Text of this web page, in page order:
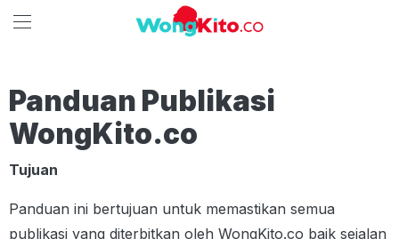
Panduan Publikasi
WongKito.co
Tujuan
Panduan ini bertujuan untuk memastikan semua
publikasi yang diterbitkan oleh WongKito.co baik sejalan